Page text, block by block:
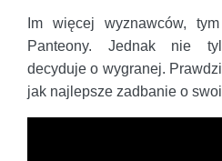
Im więcej wyznawców,
Panteony. Jednak nie
decyduje o wygranej.
jak najlepsze zadbanie o